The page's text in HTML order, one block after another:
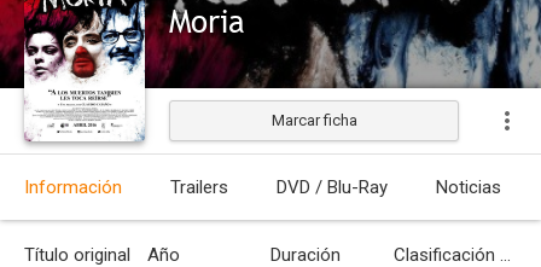
Moria
Estrenada
Marcar ficha
Información Trailers DVD / Blu-Ray Noticias
Título original Año Duración Clasificación por edades